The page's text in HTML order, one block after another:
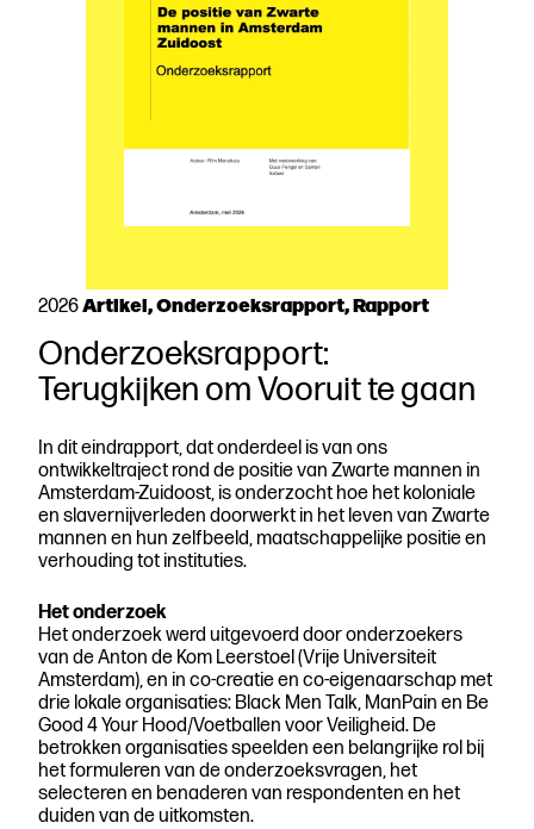
Download
de
publicatie
2026Artikel, Onderzoeksrapport, Rapport
Onderzoeksrapport:
Terugkijken om Vooruit te gaan
Aanpakken
Begrijpen
Beschrijven
In dit eindrapport, dat onderdeel is van ons
ontwikkeltraject rond de positie van Zwarte mannen in
Amsterdam-Zuidoost, is onderzocht hoe het koloniale
en slavernijverleden doorwerkt in het leven van Zwarte
mannen en hun zelfbeeld, maatschappelijke positie en
verhouding tot instituties.
Het onderzoek
Het onderzoek werd uitgevoerd door onderzoekers
van de Anton de Kom Leerstoel (Vrije Universiteit
Amsterdam), en in co-creatie en co-eigenaarschap met
drie lokale organisaties: Black Men Talk, ManPain en Be
Good 4 Your Hood/Voetballen voor Veiligheid. De
betrokken organisaties speelden een belangrijke rol bij
het formuleren van de onderzoeksvragen, het
selecteren en benaderen van respondenten en het
duiden van de uitkomsten.